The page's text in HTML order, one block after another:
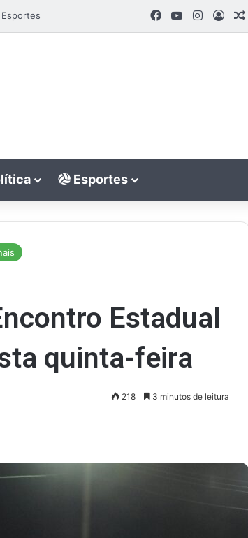
Esportes Facebook
YouTubeInstagram
Entrar
Esportes
Estadual
quinta-feira
218 3 minutos de leitura